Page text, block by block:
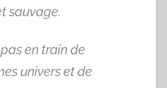
sauvage.
en train de
univers et de